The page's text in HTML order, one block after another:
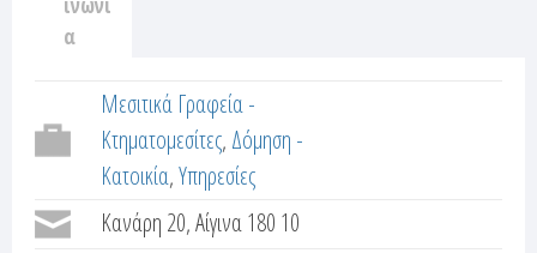
α
ν
ε
γ
Μεσιτικά Γραφεία -
Κτηματομεσίτες Δόμηση -
Κατοικία Υπηρεσίες
Κανάρη 20, Αίγινα 180 10